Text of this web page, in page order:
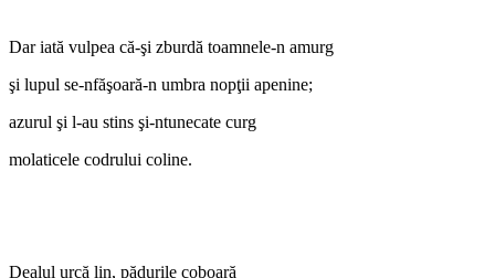
Dar iată vulpea că-şi zburdă toamnele-n amurg
şi lupul se-nfăşoară-n umbra nopţii apenine;
azurul şi l-au stins şi-ntunecate curg
molaticele codrului coline.
Dealul urcă lin, pădurile coboară